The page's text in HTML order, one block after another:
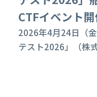
CTFイベント
2026年4⽉24⽇（
テスト2026」（株